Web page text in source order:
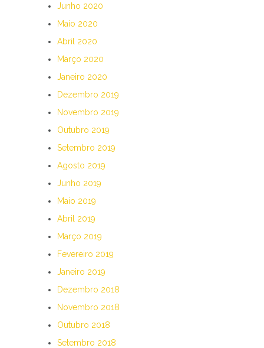
Junho 2020
Maio 2020
Abril 2020
Março 2020
Janeiro 2020
Dezembro 2019
Novembro 2019
Outubro 2019
Setembro 2019
Agosto 2019
Junho 2019
Maio 2019
Abril 2019
Março 2019
Fevereiro 2019
Janeiro 2019
Dezembro 2018
Novembro 2018
Outubro 2018
Setembro 2018